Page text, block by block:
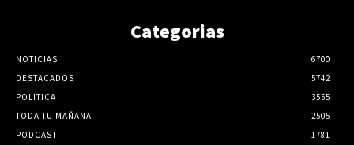
Categorias
NOTICIAS
6700
DESTACADOS
5742
POLITICA
3555
TODA TU MAÑANA
2505
PODCAST
1781